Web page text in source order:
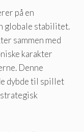
på en
globale stabilitet.
sammen med
karakter
Denne
dybde til spillet